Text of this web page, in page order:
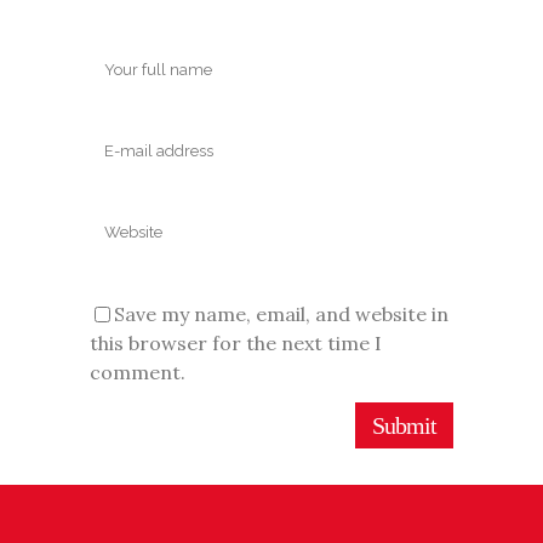
Save my name, email, and website in
this browser for the next time I
comment.